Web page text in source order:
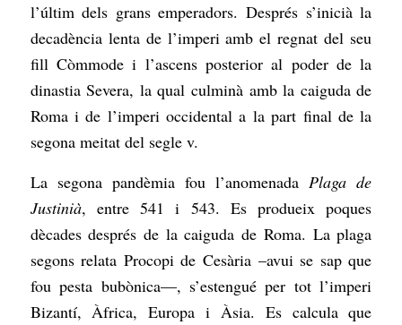
l’últim dels grans emperadors. Després s’inicià la
decadència lenta de l’imperi amb el regnat del seu
fill Còmmode i l’ascens posterior al poder de la
dinastia Severa, la qual culminà amb la caiguda de
Roma i de l’imperi occidental a la part final de la
segona meitat del segle v.
La segona pandèmia fou l’anomenada Plaga de
Justinià, entre 541 i 543. Es produeix poques
dècades després de la caiguda de Roma. La plaga
segons relata Procopi de Cesària –avui se sap que
fou pesta bubònica—, s’estengué per tot l’imperi
Bizantí, Àfrica, Europa i Àsia. Es calcula que